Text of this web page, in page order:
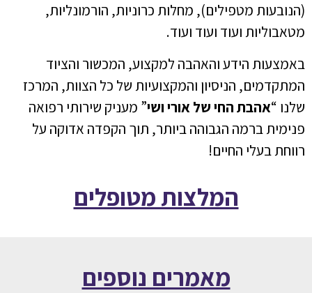
(הנובעות מטפילים), מחלות כרוניות, הורמונליות,
מטאבוליות ועוד ועוד ועוד.
באמצעות הידע והאהבה למקצוע, המכשור והציוד
המתקדמים, הניסיון והמקצועיות של כל הצוות, המרכז
שלנו “אהבת החי של אורי ושי” מעניק שירותי רפואה
פנימית ברמה הגבוהה ביותר, תוך הקפדה אדוקה על
רווחת בעלי החיים!
המלצות מטופלים
מאמרים נוספים